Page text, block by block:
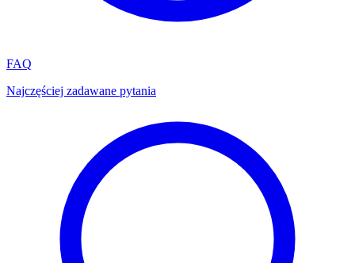
FAQ
Najczęściej zadawane pytania